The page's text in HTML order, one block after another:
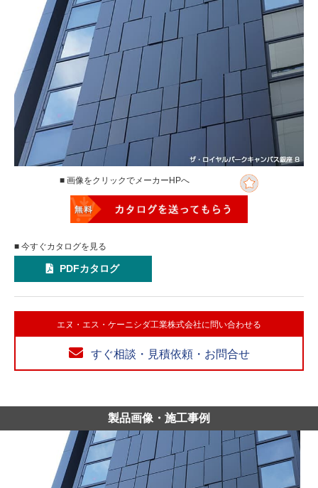
■ 画像をクリックでメーカーHPへ
■ 今すぐカタログを見る
PDFカタログ
エヌ・エス・ケーニシダ工業株式会社に問い合わせる
すぐ相談・見積依頼・お問合せ
製品画像・施工事例